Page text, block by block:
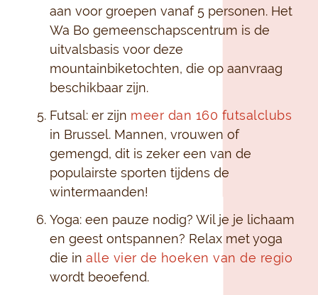
aan voor groepen vanaf 5 personen. Het
Wa Bo gemeenschapscentrum is de
uitvalsbasis voor deze
mountainbiketochten, die op aanvraag
beschikbaar zijn.
Futsal: er zijn meer dan 160 futsalclubs
in Brussel. Mannen, vrouwen of
gemengd, dit is zeker een van de
populairste sporten tijdens de
wintermaanden!
Yoga: een pauze nodig? Wil je je lichaam
en geest ontspannen? Relax met yoga
die in alle vier de hoeken van de regio
wordt beoefend.